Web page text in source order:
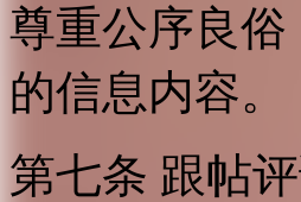
尊重公序良
的信息内容。
第七条 跟帖